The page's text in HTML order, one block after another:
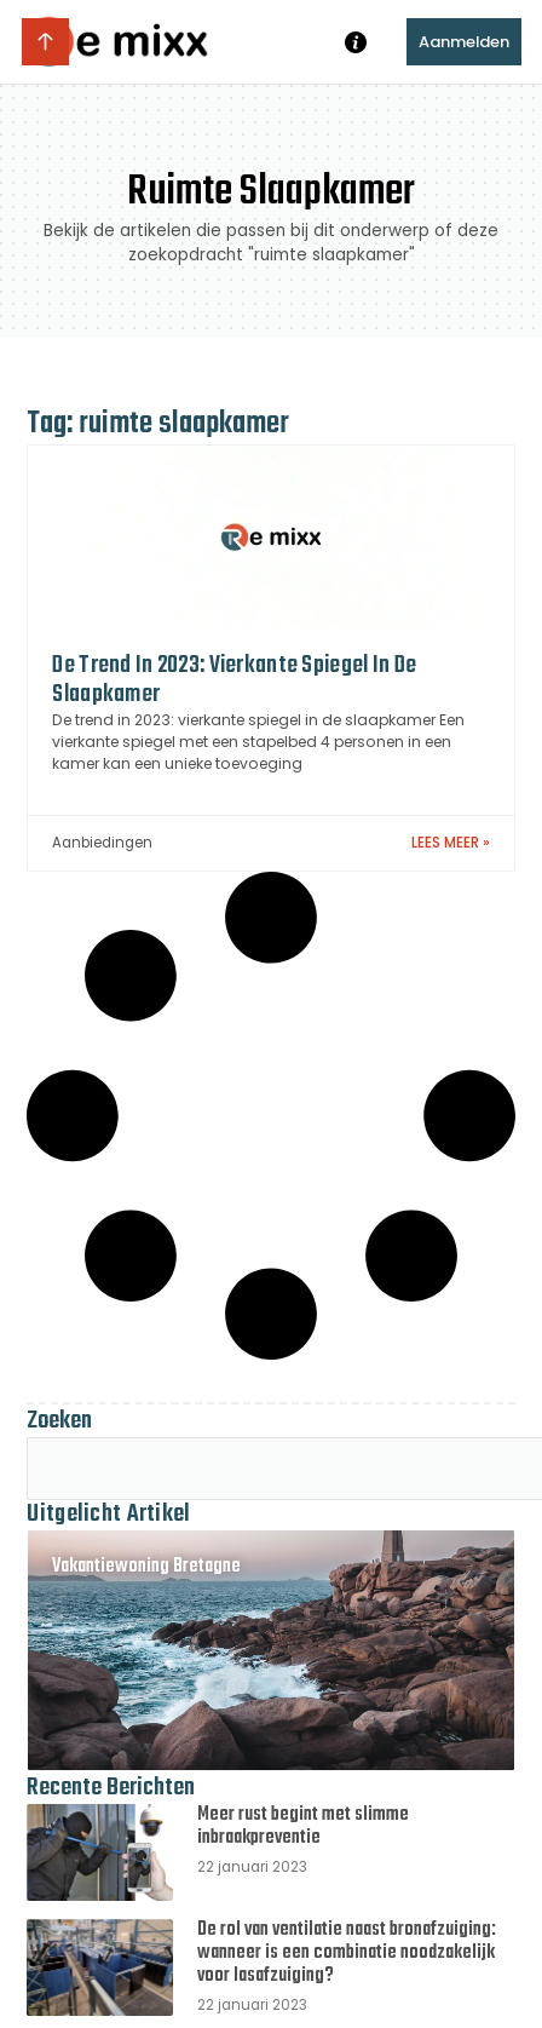
Aanmelden
Ruimte Slaapkamer
Bekijk de artikelen die passen bij dit onderwerp of deze
zoekopdracht "ruimte slaapkamer"
Tag: ruimte slaapkamer
De Trend In 2023: Vierkante Spiegel In De
Slaapkamer
De trend in 2023: vierkante spiegel in de slaapkamer Een
vierkante spiegel met een stapelbed 4 personen in een
kamer kan een unieke toevoeging
Aanbiedingen LEES MEER »
Zoeken
Uitgelicht Artikel
Vakantiewoning Bretagne
Recente Berichten
Meer rust begint met slimme
inbraakpreventie
22 januari 2023
De rol van ventilatie naast bronafzuiging:
wanneer is een combinatie noodzakelijk
voor lasafzuiging?
22 januari 2023